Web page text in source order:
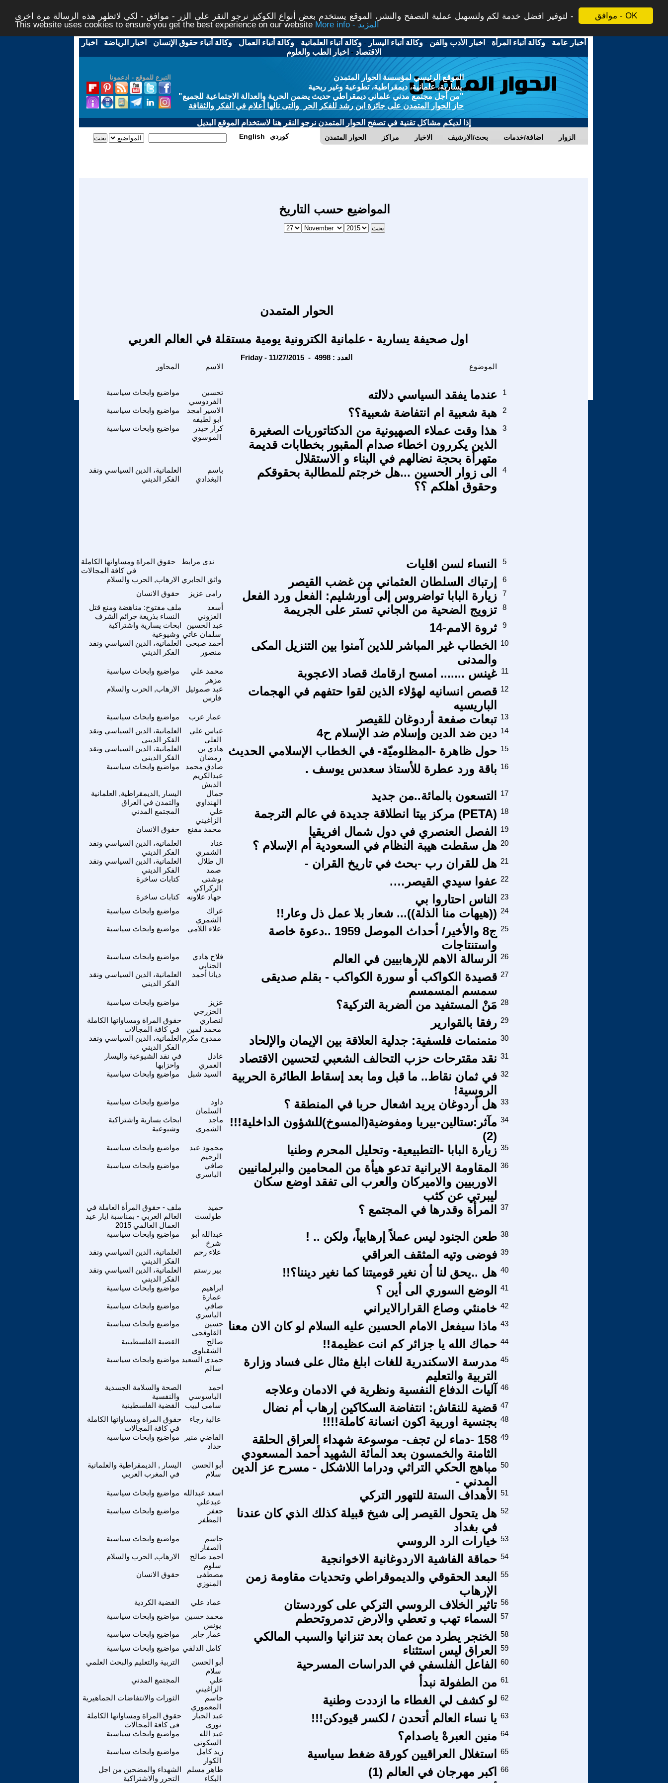
موافق - OK
لتوفير افضل خدمة لكم ولتسهيل عملية التصفح والنشر، الموقع يستخدم بعض أنواع الكوكيز نرجو النقر على الزر - موافق - لكي لاتظهر هذه الرسالة مرة اخرى -
This website uses cookies to ensure you get the best experience on our website
More info - المزيد
أخبار عامة -وكالة أنباء المرأة - اخبار الأدب والفن -وكالة أنباء اليسار -وكالة أنباء العلمانية -وكالة أنباء العمال -وكالة أنباء حقوق الإنسان - اخبار الرياضة - اخبار
الاقتصاد - اخبار الطب والعلوم
التبرع للموقع - ادعمونا
الموقع الرئيسي لمؤسسة الحوار المتمدن
يسارية، علمانية، ديمقراطية، تطوعية وغير ربحية
"من أجل مجتمع مدني علماني ديمقراطي حديث يضمن الحرية والعدالة الاجتماعية للجميع"
حاز الحوار المتمدن على جائزة ابن رشد للفكر الحر والتى نالها أعلام في الفكر والثقافة
إذا لديكم مشاكل تقنية في تصفح الحوار المتمدن نرجو النقر هنا لاستخدام الموقع البديل
الحوار المتمدن مراكز الاخبار بحث/الارشيف اضافة/خدمات الزوار English كوردي
المواضيع حسب التاريخ
الحوار المتمدن
اول صحيفة يسارية - علمانية الكترونية يومية مستقلة في العالم العربي
Friday - 11/27/2015 - العدد : 4998
الاسم الموضوع
مواضيع وابحاث سياسية
تحسين
الفردوسي
عندما يفقد السياسي دلالته 1
مواضيع وابحاث سياسية
الاسير امجد
ابو لطيفه
هبة شعبية ام انتفاضة شعبية؟؟ 2
مواضيع وابحاث سياسية
كرار حيدر
الموسوي
هذا وقت عملاء الصهيونية من الدكتاتوريات الصغيرة
الذين يكررون اخطاء صدام المقبور بخطابات قديمة
متهرأة بحجة نضالهم في البناء و الاستقلال
3
العلمانية، الدين السياسي ونقد
الفكر الديني
باسم
البغدادي
الى زوار الحسين ...هل خرجتم للمطالبة بحقوقكم
وحقوق اهلكم ؟؟
4
حقوق المراة ومساواتها الكاملة
في كافة المجالات
ندى مرابط النساء لسن اقليات 5
الارهاب, الحرب والسلام واثق الجابري إرتباك السلطان العثماني من غضب القيصر
6
حقوق الانسان
رامى عزيز زيارة البابا تواضروس إلى أورشليم: الفعل ورد الفعل
7
ملف مفتوح: مناهضة ومنع قتل
النساء بذريعة جرائم الشرف
أسعد
العزوني
تزويج الضحية من الجاني تستر على الجريمة 8
ابحاث يسارية واشتراكية
وشيوعية
عبد الحسين
سلمان عاتي
ثروة الامم-14 9
العلمانية، الدين السياسي ونقد
الفكر الديني
أحمد صبحى
منصور
الخطاب غير المباشر للذين آمنوا بين التنزيل المكى
والمدنى
10
مواضيع وابحاث سياسية
محمد علي
مزهر
غينس ....... امسح ارقامك قصاد الاعجوبة 11
الارهاب, الحرب والسلام
عبد صموئيل
فارس
قصص انسانيه لهؤلاء الذين لقوا حتفهم في الهجمات
الباريسيه
12
مواضيع وابحاث سياسية عمار عرب تبعات صفعة أردوغان للقيصر 13
العلمانية، الدين السياسي ونقد
الفكر الديني
عباس علي
العلي
دين ضد الدين وإسلام ضد الإسلام ح4 14
العلمانية، الدين السياسي ونقد
الفكر الديني
هادي بن
رمضان
حول ظاهرة -المظلوميّة- في الخطاب الإسلامي الحديث 15
مواضيع وابحاث سياسية
صادق محمد
عبدالكريم
الدبش
باقة ورد عطرة للأستاذ سعدس يوسف . 16
اليسار ,الديمقراطية, العلمانية
والتمدن في العراق
جمال
الهنداوي
التسعون بالمائة..من جديد 17
المجتمع المدني
علي
الزاغيني
(PETA) مركز بيتا انطلاقة جديدة في عالم الترجمة 18
حقوق الانسان محمد مقنع الفصل العنصري في دول شمال افريقيا
19
العلمانية، الدين السياسي ونقد
الفكر الديني
عناد
الشمري
هل سقطت هيبة النظام في السعودية أم الإسلام ؟ 20
العلمانية، الدين السياسي ونقد
الفكر الديني
ال طلال
صمد
هل للقران رب -بحث في تاريخ القران - 21
كتابات ساخرة
بوشتى
الركراكي
عفوا سيدي القيصر…. 22
كتابات ساخرة جهاد علاونه الناس احتاروا بي
23
مواضيع وابحاث سياسية
عراك
الشمري
((هيهات منا الذلة))... شعار بلا عمل ذل وعار!! 24
مواضيع وابحاث سياسية علاء اللامي
ج8 والأخير/ أحداث الموصل 1959 ..دعوة خاصة
واستنتاجات
25
مواضيع وابحاث سياسية
فلاح هادي
الجنابي
الرسالة الاهم للإرهابيين في العالم 26
العلمانية، الدين السياسي ونقد
الفكر الديني
ديانا أحمد
قصيدة الكواكب أو سورة الكواكب - بقلم صديقى
سمسم المسمسم
27
مواضيع وابحاث سياسية
عزيز
الخزرجي
مَنْ المستفيد من الضربة التركية؟ 28
حقوق المراة ومساواتها الكاملة
في كافة المجالات
لنصاري
محمد لمين
رفقا بالقوارير 29
العلمانية، الدين السياسي ونقد
الفكر الديني
ممدوح مكرم منمنمات فلسفية: جدلية العلاقة بين الإيمان والإلحاد 30
في نقد الشيوعية واليسار
واحزابها
عادل
العمري
نقد مقترحات حزب التحالف الشعبي لتحسين الاقتصاد 31
مواضيع وابحاث سياسية السيد شبل
في ثمان نقاط.. ما قبل وما بعد إسقاط الطائرة الحربية
الروسية!
32
مواضيع وابحاث سياسية
داود
السلمان
هل أردوغان يريد اشعال حربا في المنطقة ؟ 33
ابحاث يسارية واشتراكية
وشيوعية
ماجد
الشمري
مآثر:ستالين-بيريا ومفوضية(المسوخ)للشؤون الداخلية!!!
(2)
34
مواضيع وابحاث سياسية
محمود عبد
الرحيم
زيارة البابا -التطبيعية- وتحليل المحرم وطنيا 35
مواضيع وابحاث سياسية
صافي
الياسري
المقاومة الايرانية تدعو هيأة من المحامين والبرلمانيين
الاوربيين والاميركان والعرب الى تفقد اوضع سكان
ليبرتي عن كثب
36
ملف - حقوق المرأة العاملة في
العالم العربي - بمناسبة ايار عيد
العمال العالمي 2015
حميد
طولست
المرأة وقدرها في المجتمع ؟ 37
مواضيع وابحاث سياسية
عبدالله أبو
شرخ
طعن الجنود ليس عملاً إرهابياً، ولكن .. ! 38
العلمانية، الدين السياسي ونقد
الفكر الديني
علاء رحم فوضى وتيه المثقف العراقي 39
العلمانية، الدين السياسي ونقد
الفكر الديني
بير رستم هل ..يحق لنا أن نغير قوميتنا كما نغير ديننا؟!! 40
مواضيع وابحاث سياسية
ابراهيم
عمارة
الوضع السوري الى أين ؟ 41
مواضيع وابحاث سياسية
صافي
الياسري
خامنئي وصاع القرارالايراني 42
مواضيع وابحاث سياسية
حسين
القاوقجي
ماذا سيفعل الامام الحسين عليه السلام لو كان الان معنا 43
القضية الفلسطينية
صالح
الشقباوي
حماك الله يا جزائر كم انت عظيمة!! 44
مواضيع وابحاث سياسية حمدى السعيد
سالم
مدرسة الاسكندرية للغات ابلغ مثال على فساد وزارة
التربية والتعليم
45
الصحة والسلامة الجسدية
والنفسية
احمد
الباسوسي
آليات الدفاع النفسية ونظرية في الادمان وعلاجه 46
القضية الفلسطينية سامى لبيب قضية للنقاش: انتفاضة السكاكين إرهاب أم نضال 47
حقوق المراة ومساواتها الكاملة
في كافة المجالات
عالية رجاء بجنسية اوربية اكون انسانة كاملة!!!! 48
مواضيع وابحاث سياسية
القاضي منير
حداد
158 -دماء لن تجف- موسوعة شهداء العراق الحلقة
الثامنة والخمسون بعد المائة الشهيد أحمد المسعودي
49
اليسار , الديمقراطية والعلمانية
في المغرب العربي
أبو الحسن
سلام
مباهج الحكي التراثي ودراما اللاشكل - مسرح عز الدين
المدني -
50
مواضيع وابحاث سياسية اسعد عبدالله
عبدعلي
الأهداف الستة للتهور التركي 51
مواضيع وابحاث سياسية
جعفر
المظفر
هل يتحول القيصر إلى شيخ قبيلة كذلك الذي كان عندنا
في بغداد
52
مواضيع وابحاث سياسية
جاسم
ألصفار
خيارات الرد الروسي 53
الارهاب, الحرب والسلام
احمد صالح
سلوم
حماقة الفاشية الاردوغانية الاخوانجية 54
حقوق الانسان
مصطفى
المنوزي
البعد الحقوقي والديموقراطي وتحديات مقاومة زمن
الإرهاب
55
القضية الكردية عماد علي تاثير الخلاف الروسي التركي على كوردستان 56
مواضيع وابحاث سياسية
محمد حسين
يونس
السماء تهب و تعطي والارض تدمروتحطم 57
مواضيع وابحاث سياسية عمار جابر الخنجر يطرد من عمان بعد تنزانيا والسبب المالكي
58
مواضيع وابحاث سياسية كامل الدلفي العراق ليس استثناء
59
التربية والتعليم والبحث العلمي
أبو الحسن
سلام
الفاعل الفلسفي في الدراسات المسرحية 60
المجتمع المدني
علي
الزاغيني
من الطفولة نبدأ 61
الثورات والانتفاضات الجماهيرية
جاسم
المعموري
لو كشف لي الغطاء ما ازددت وطنية 62
حقوق المراة ومساواتها الكاملة
في كافة المجالات
عبد الجبار
نوري
يا نساء العالم أتحدن / لكسر قيودكن!!! 63
مواضيع وابحاث سياسية
عبد الله
السكوتي
منين العبرهْ ياصدام؟ 64
مواضيع وابحاث سياسية
زيد كامل
الكوار
استغلال العراقيين كورقة ضغط سياسية 65
الشهداء والمضحين من اجل
التحرر والاشتراكية
طاهر مسلم
البكاء
اكبر مهرجان في العالم (1) 66